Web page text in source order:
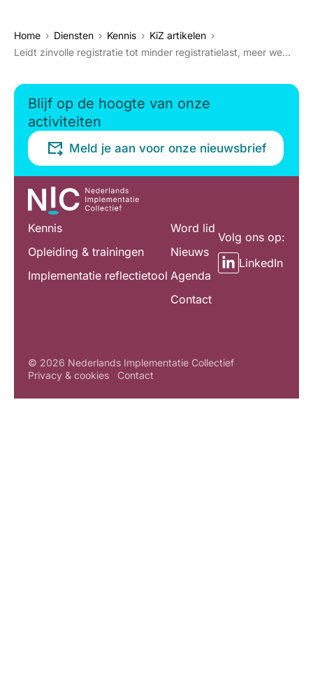
Home Diensten Kennis
KiZ artikelen
Leidt zinvolle registratie tot minder registratielast, meer werkplezier en meer kwaliteitsverbetering?
Blijf op de hoogte van onze
activiteiten
Meld je aan voor onze nieuwsbrief
Kennis
Opleiding & trainingen
Implementatie reflectietool
Word lid
Nieuws
Agenda
Contact
Volg ons op:
LinkedIn
© 2026 Nederlands Implementatie Collectief
Privacy & cookies
Contact